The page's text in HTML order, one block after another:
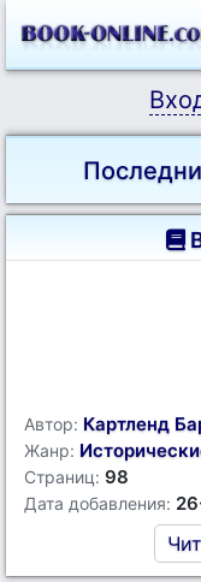
Автор: Картленд
Жанр:
Страниц: 98
Дата добавления: